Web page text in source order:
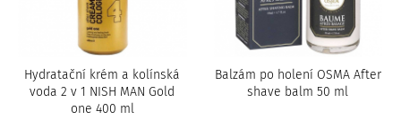
Hydratační krém a kolínská
voda 2 v 1 NISH MAN Gold
one 400 ml
Balzám po holení OSMA After
shave balm 50 ml